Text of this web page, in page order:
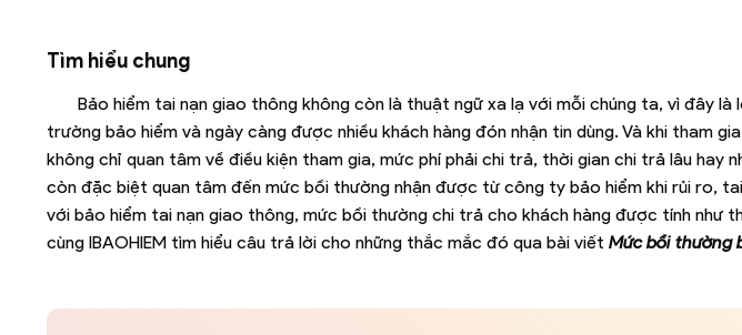
Tìm hiểu chung
Bảo hiểm tai nạn giao thông không còn là thuật ngữ xa lạ với mỗi chúng ta, vì đây
trường bảo hiểm và ngày càng được nhiều khách hàng đón nhận tin dùng. Và khi tham
không chỉ quan tâm về điều kiện tham gia, mức phí phải chi trả, thời gian chi trả lâu hay
còn đặc biệt quan tâm đến mức bồi thường nhận được từ công ty bảo hiểm khi rủi ro,
với bảo hiểm tai nạn giao thông, mức bồi thường chi trả cho khách hàng được tính như
cùng IBAOHIEM tìm hiểu câu trả lời cho những thắc mắc đó qua bài viết Mức bồi thường